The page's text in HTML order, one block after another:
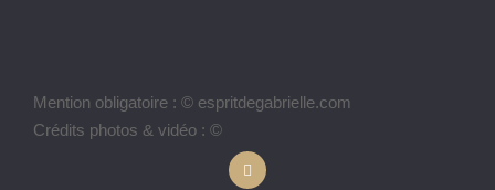
Mention obligatoire : © espritdegabrielle.com
Crédits photos & vidéo : ©